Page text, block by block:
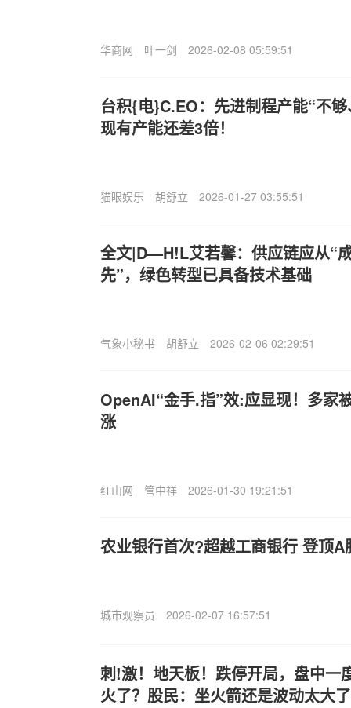
华商网 叶一剑 2026-02-08 05:59:51
台积{电}C.EO：先进制程产能“不
现有产能还差3倍！
猫眼娱乐 胡舒立 2026-01-27 03:55:51
全文|D—H!L艾若馨：供应链应从“
先”，绿色转型已具备技术基础
气象小秘书 胡舒立 2026-02-06 02:29:51
OpenAI“金手.指”效:应显现！多家
涨
红山网 管中祥 2026-01-30 19:21:51
农业银行首次?超越工商银行 登顶A
城市观察员 2026-02-07 16:57:51
刺!激！地天板！跌停开局，盘中一
火了？股民：坐火箭还是波动太大